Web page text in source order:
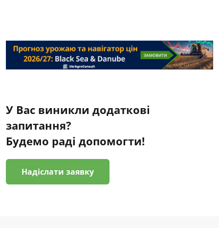
У Вас виникли додаткові
запитання?
Будемо раді допомогти!
Надіслати заявку